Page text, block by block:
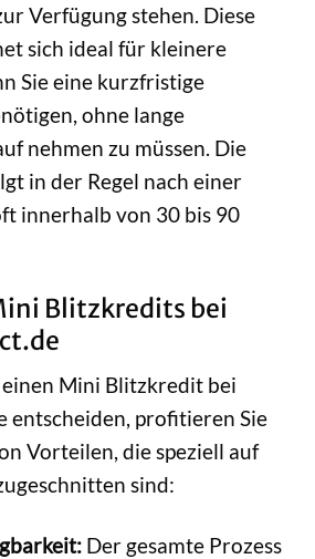
Verfügung stehen. Diese
sich ideal für kleinere
Sie eine kurzfristige
ohne lange
nehmen zu müssen. Die
in der Regel nach einer
innerhalb von 30 bis 90
Blitzkredits bei
Mini Blitzkredit bei
entscheiden, profitieren Sie
Vorteilen, die speziell auf
sind:
Der gesamte Prozess